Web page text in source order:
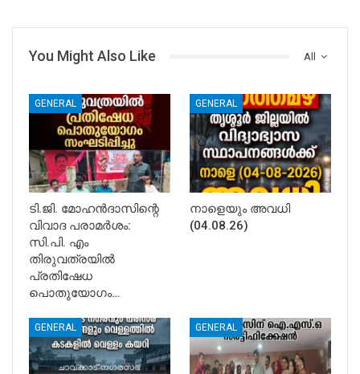
All
You Might Also Like
GENERAL
ടി.ജി. മോഹൻദാസിന്റെ
വിവാദ പരാമർശം:
സി.പി. എം
തിരുവത്രയിൽ
പ്രതിഷേധ
പൊതുയോഗം…
GENERAL
നാളെയും അവധി
(04.08.26)
GENERAL GENERAL